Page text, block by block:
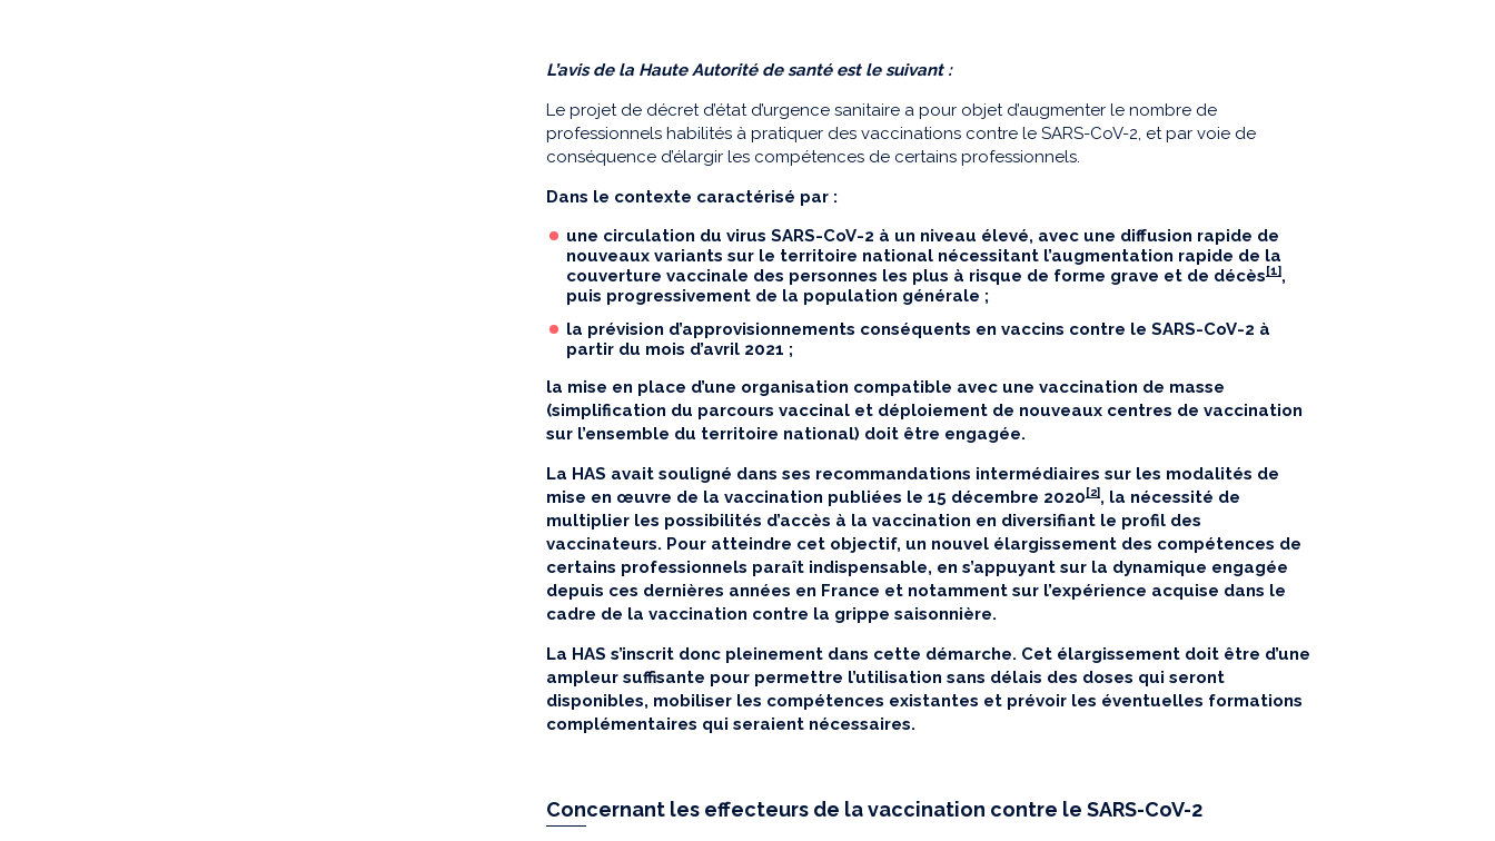
L’avis de la Haute Autorité de santé est le suivant :
Le projet de décret d’état d’urgence sanitaire a pour objet d’augmenter le nombre de
professionnels habilités à pratiquer des vaccinations contre le SARS-CoV-2, et par voie de
conséquence d’élargir les compétences de certains professionnels.
Dans le contexte caractérisé par :
une circulation du virus SARS-CoV-2 à un niveau élevé, avec une diffusion rapide de
nouveaux variants sur le territoire national nécessitant l’augmentation rapide de la
couverture vaccinale des personnes les plus à risque de forme grave et de décès[1],
puis progressivement de la population générale ;
la prévision d’approvisionnements conséquents en vaccins contre le SARS-CoV-2 à
partir du mois d’avril 2021 ;
la mise en place d’une organisation compatible avec une vaccination de masse
(simplification du parcours vaccinal et déploiement de nouveaux centres de vaccination
sur l’ensemble du territoire national) doit être engagée.
La HAS avait souligné dans ses recommandations intermédiaires sur les modalités de
mise en œuvre de la vaccination publiées le 15 décembre 2020[2], la nécessité de
multiplier les possibilités d’accès à la vaccination en diversifiant le profil des
vaccinateurs. Pour atteindre cet objectif, un nouvel élargissement des compétences de
certains professionnels paraît indispensable, en s’appuyant sur la dynamique engagée
depuis ces dernières années en France et notamment sur l’expérience acquise dans le
cadre de la vaccination contre la grippe saisonnière.
La HAS s’inscrit donc pleinement dans cette démarche. Cet élargissement doit être d’une
ampleur suffisante pour permettre l’utilisation sans délais des doses qui seront
disponibles, mobiliser les compétences existantes et prévoir les éventuelles formations
complémentaires qui seraient nécessaires.
Concernant les effecteurs de la vaccination contre le SARS-CoV-2